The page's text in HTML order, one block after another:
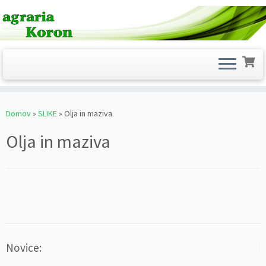
naDomov» SLIKE» Olja in maziva
Olja in maziva
Novice: